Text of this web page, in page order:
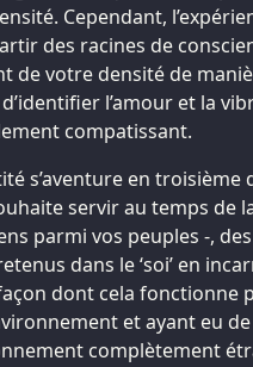
Cependant,
des racines de
de votre densité de
l’amour et la
compatissant.
s’aventure en
servir au temps de
parmi vos peuples -,
dans le ‘soi’ en
dont cela
et ayant eu
complètement